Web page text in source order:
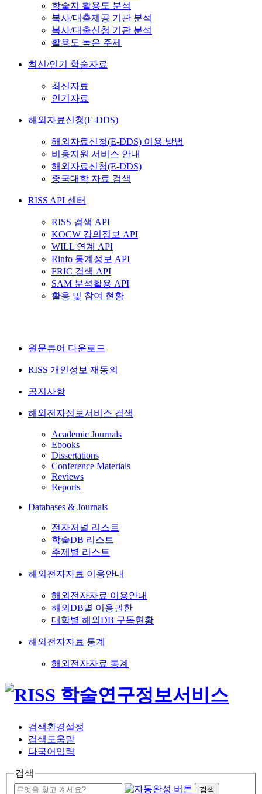
학술지 활용도 분석
복사/대출제공 기관 분석
복사/대출신청 기관 분석
활용도 높은 주제
최신/인기 학술자료
최신자료
인기자료
해외자료신청(E-DDS)
해외자료신청(E-DDS) 이용 방법
비용지원 서비스 안내
해외자료신청(E-DDS)
중국대학 자료 검색
RISS API 센터
RISS 검색 API
KOCW 강의정보 API
WILL 연계 API
Rinfo 통계정보 API
FRIC 검색 API
SAM 분석활용 API
활용 및 참여 현황
원문뷰어 다운로드
RISS 개인정보 재동의
공지사항
해외전자정보서비스 검색
Academic Journals
Ebooks
Dissertations
Conference Materials
Reviews
Reports
Databases & Journals
전자저널 리스트
학술DB 리스트
주제별 리스트
해외전자자료 이용안내
해외전자자료 이용안내
해외DB별 이용권한
대학별 해외DB 구독현황
해외전자자료 통계
해외전자자료 통계
검색환경설정
검색도움말
다국어입력
검색
검색